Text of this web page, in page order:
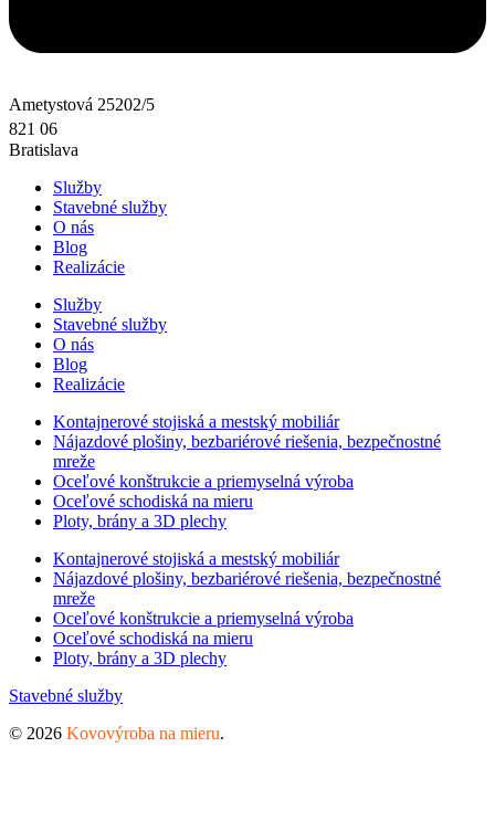
Ametystová 25202/5
821 06
Bratislava
Služby
Stavebné služby
O nás
Blog
Realizácie
Služby
Stavebné služby
O nás
Blog
Realizácie
Kontajnerové stojiská a mestský mobiliár
Nájazdové plošiny, bezbariérové riešenia, bezpečnostné
mreže
Oceľové konštrukcie a priemyselná výroba
Oceľové schodiská na mieru
Ploty, brány a 3D plechy
Kontajnerové stojiská a mestský mobiliár
Nájazdové plošiny, bezbariérové riešenia, bezpečnostné
mreže
Oceľové konštrukcie a priemyselná výroba
Oceľové schodiská na mieru
Ploty, brány a 3D plechy
Stavebné služby
© 2026 Kovovýroba na mieru.